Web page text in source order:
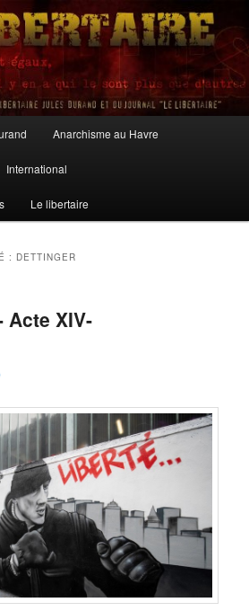
Anarchisme au Havre
International
Le libertaire
: DETTINGER
Acte XIV-